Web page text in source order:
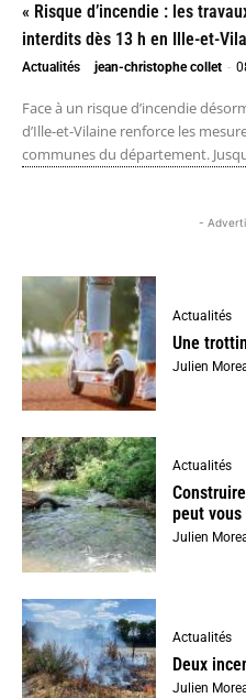
« Risque d’incendie : les
interdits dès 13 h en Ille-et-
Actualités jean-christophe collet -
Face à un risque d’incendie
d’Ille-et-Vilaine renforce les
communes du département.
-
Actualités
Une
Julien
Actualités
peut
Julien
Actualités
Deux
Julien